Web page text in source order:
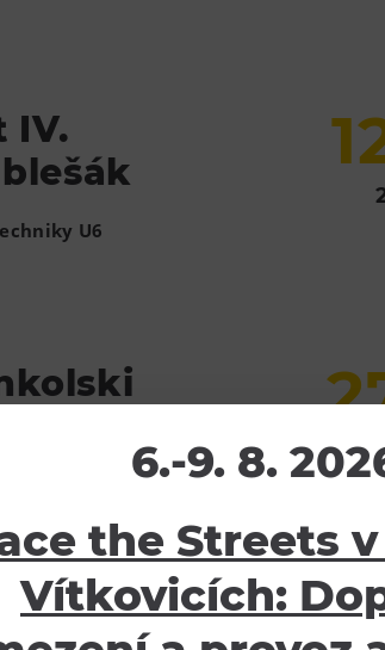
IV.
U6
NIKÉ
U6
6.-9. 8.
the Streets
Vítkovicích: